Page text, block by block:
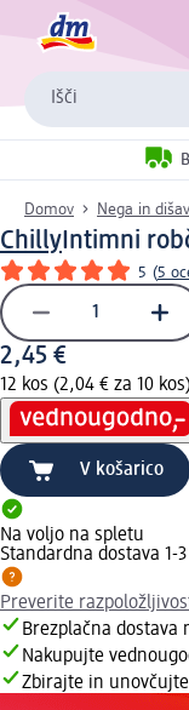
Išči
Domov Nega in
Chilly Intimni
5 (5
2,45 €
12 kos (2,04 € za 10 kos)
V košarico
Na voljo na spletu
Standardna dostava 1-
Preverite
Brezplačna dostava
Nakupujte
Zbirajte in